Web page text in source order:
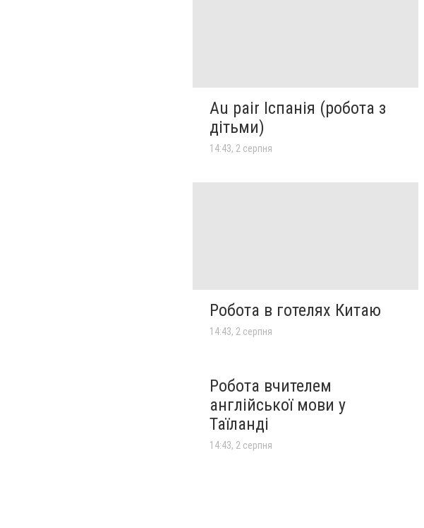
Au pair Іспанія (робота з
дітьми)
14:43, 2 серпня
Робота в готелях Китаю
14:43, 2 серпня
Робота вчителем
англійської мови у
Таїланді
14:43, 2 серпня